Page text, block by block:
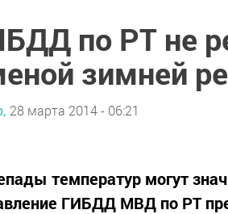
по РТ не
зимней
28 марта 2014 - 06:21
температур могут
ГИБДД МВД по РТ